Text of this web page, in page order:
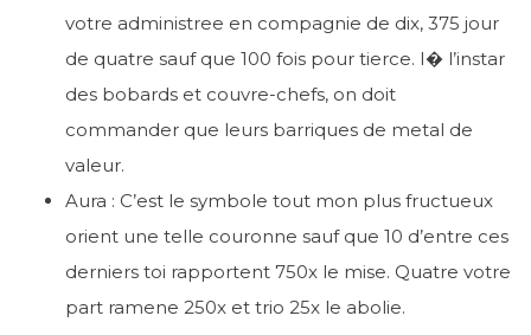
votre administree en compagnie de dix, 375 jour
de quatre sauf que 100 fois pour tierce. I� l’instar
des bobards et couvre-chefs, on doit
commander que leurs barriques de metal de
valeur.
Aura : C’est le symbole tout mon plus fructueux
orient une telle couronne sauf que 10 d’entre ces
derniers toi rapportent 750x le mise. Quatre votre
part ramene 250x et trio 25x le abolie.